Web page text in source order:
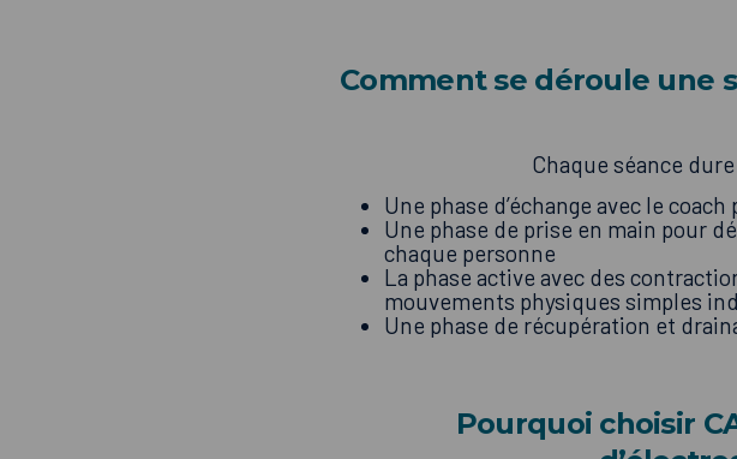
Comment se déroule une
Chaque séance
Une phase d’échange avec le
Une phase de prise en main pour
chaque personne
La phase active avec des
mouvements physiques simples
Une phase de récupération et
Pourquoi choisir